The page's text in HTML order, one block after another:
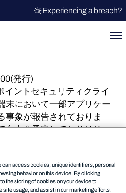
Experiencing a breach?
発行)
イントセキュリティクライ
末において一部アプリケー
事象が報告されておりま
向上を予定しておりリリー
。
アプリケーションが安全で
場合、アプリケーション本
can access cookies, unique identifiers, personal
behavior on this device. By clicking
the storing of cookies on your device to
site usage, and assist in our marketing efforts.